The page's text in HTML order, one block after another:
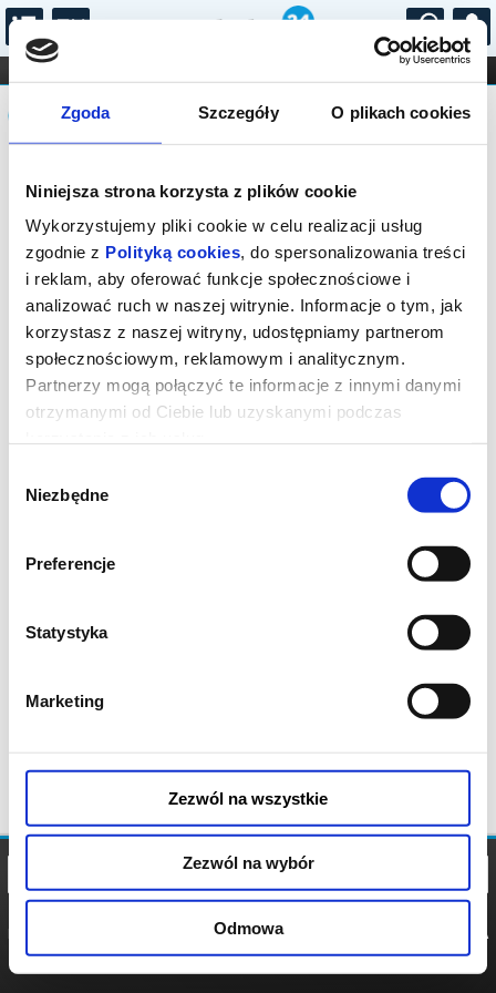
Zgoda Szczegóły O plikach cookies
Niniejsza strona korzysta z plików cookie
Wykorzystujemy pliki cookie w celu realizacji usług
zgodnie z Polityką cookies, do spersonalizowania treści
i reklam, aby oferować funkcje społecznościowe i
analizować ruch w naszej witrynie. Informacje o tym, jak
korzystasz z naszej witryny, udostępniamy partnerom
społecznościowym, reklamowym i analitycznym.
Partnerzy mogą połączyć te informacje z innymi danymi
otrzymanymi od Ciebie lub uzyskanymi podczas
zgody
Niezbędne
Preferencje
Statystyka
Marketing
Zezwól na wszystkie
Zezwól na wybór
Odmowa
...
FILHARMONIA OPERA I BALET
STAND-UP
DLA DZIECI
Komunikat
Brak dostępnych miejsc – wszystkie
bilety na to wydarzenie zostały
wyprzedane.
POLITYKA
POLITYKA